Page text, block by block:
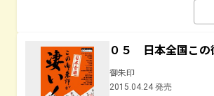
０５ 日本全国こ
御朱印
2015.04.24 発売